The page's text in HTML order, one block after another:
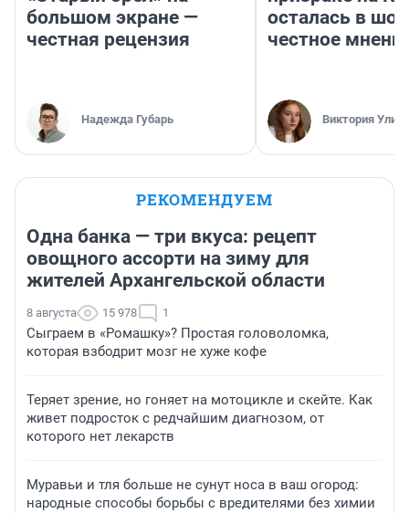
большом экране —
честная рецензия
Надежда Губарь
осталась в
честное
Виктория
РЕКОМЕНДУЕМ
Одна банка — три вкуса: рецепт
овощного ассорти на зиму для
жителей Архангельской области
8 августа 15 978 1
Сыграем в «Ромашку»? Простая головоломка,
которая взбодрит мозг не хуже кофе
Теряет зрение, но гоняет на мотоцикле и скейте. Как
живет подросток с редчайшим диагнозом, от
которого нет лекарств
Муравьи и тля больше не сунут носа в ваш огород:
народные способы борьбы с вредителями без химии